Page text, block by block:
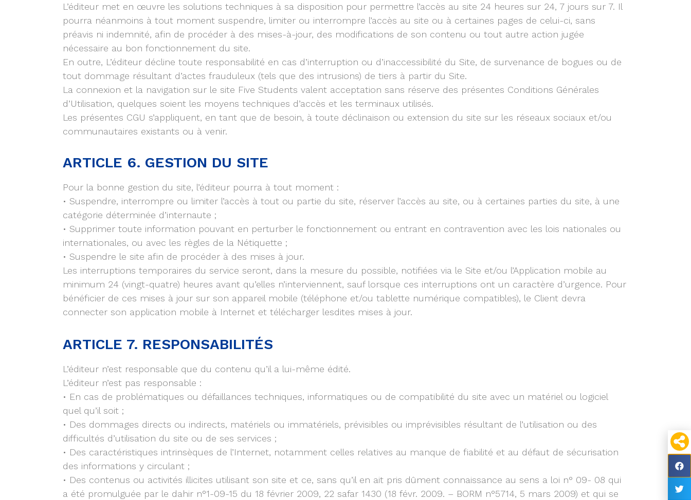
L’éditeur met en œuvre les solutions techniques à sa disposition pour permettre l’accès au site 24 heures sur 24, 7 jours sur 7. Il
pourra néanmoins à tout moment suspendre, limiter ou interrompre l’accès au site ou à certaines pages de celui-ci, sans
préavis ni indemnité, afin de procéder à des mises-à-jour, des modifications de son contenu ou tout autre action jugée
nécessaire au bon fonctionnement du site.
En outre, L’éditeur décline toute responsabilité en cas d’interruption ou d’inaccessibilité du Site, de survenance de bogues ou de
tout dommage résultant d’actes frauduleux (tels que des intrusions) de tiers à partir du Site.
La connexion et la navigation sur le site Five Students valent acceptation sans réserve des présentes Conditions Générales
d’Utilisation, quelques soient les moyens techniques d’accès et les terminaux utilisés.
Les présentes CGU s’appliquent, en tant que de besoin, à toute déclinaison ou extension du site sur les réseaux sociaux et/ou
communautaires existants ou à venir.
ARTICLE 6. GESTION DU SITE
Pour la bonne gestion du site, l’éditeur pourra à tout moment :
• Suspendre, interrompre ou limiter l’accès à tout ou partie du site, réserver l’accès au site, ou à certaines parties du site, à une
catégorie déterminée d’internaute ;
• Supprimer toute information pouvant en perturber le fonctionnement ou entrant en contravention avec les lois nationales ou
internationales, ou avec les règles de la Nétiquette ;
• Suspendre le site afin de procéder à des mises à jour.
Les interruptions temporaires du service seront, dans la mesure du possible, notifiées via le Site et/ou l’Application mobile au
minimum 24 (vingt-quatre) heures avant qu’elles n’interviennent, sauf lorsque ces interruptions ont un caractère d’urgence. Pour
bénéficier de ces mises à jour sur son appareil mobile (téléphone et/ou tablette numérique compatibles), le Client devra
connecter son application mobile à Internet et télécharger lesdites mises à jour.
ARTICLE 7. RESPONSABILITÉS
L’éditeur n’est responsable que du contenu qu’il a lui-même édité.
L’éditeur n’est pas responsable :
• En cas de problématiques ou défaillances techniques, informatiques ou de compatibilité du site avec un matériel ou logiciel
quel qu’il soit ;
• Des dommages directs ou indirects, matériels ou immatériels, prévisibles ou imprévisibles résultant de l’utilisation ou des
difficultés d’utilisation du site ou de ses services ;
• Des caractéristiques intrinsèques de l’Internet, notamment celles relatives au manque de fiabilité et au défaut de sécurisation
des informations y circulant ;
• Des contenus ou activités illicites utilisant son site et ce, sans qu’il en ait pris dûment connaissance au sens a loi n° 09- 08 qui
a été promulguée par le dahir n°1-09-15 du 18 février 2009, 22 safar 1430 (18 févr. 2009. – BORM n°5714, 5 mars 2009) et qui se